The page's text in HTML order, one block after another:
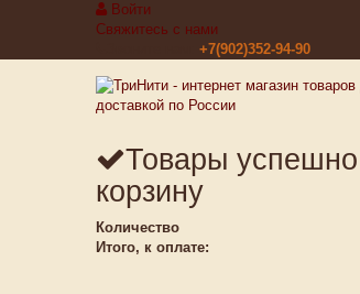
Войти
Свяжитесь с нами
+7(902)352-94-90
Товары
корзину
Количество
Итого, к оплате: